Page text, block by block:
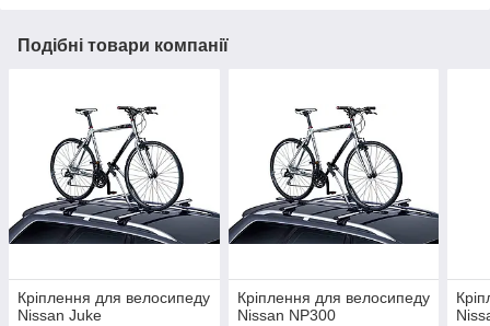
Подібні товари компанії
Кріплення для велосипеду
Nissan Juke
Кріплення для велосипеду
Nissan NP300